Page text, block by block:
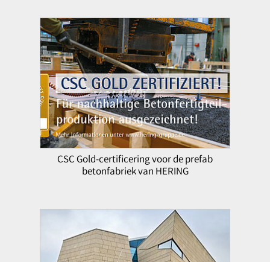
CSC Gold-certificering voor de prefab
betonfabriek van HERING